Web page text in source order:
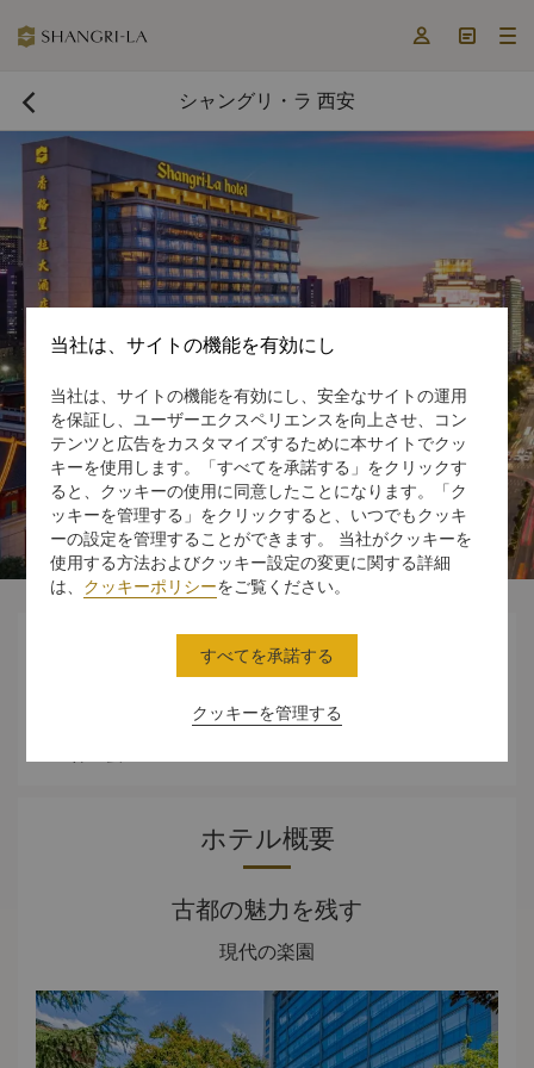
  
 シャングリ・ラ 西安
今すぐ予約する 
 
ホテル概要
古都の魅力を残す
現代の楽園
当社は、サイトの機能を有効にし
当社は、サイトの機能を有効にし、安全なサイトの運用
を保証し、ユーザーエクスペリエンスを向上させ、コン
テンツと広告をカスタマイズするために本サイトでクッ
キーを使用します。「すべてを承諾する」をクリックす
ると、クッキーの使用に同意したことになります。「ク
ッキーを管理する」をクリックすると、いつでもクッキ
ーの設定を管理することができます。 当社がクッキーを
使用する方法およびクッキー設定の変更に関する詳細
は、 クッキーポリシーをご覧ください。
クッキーを管理する
すべてを承諾する